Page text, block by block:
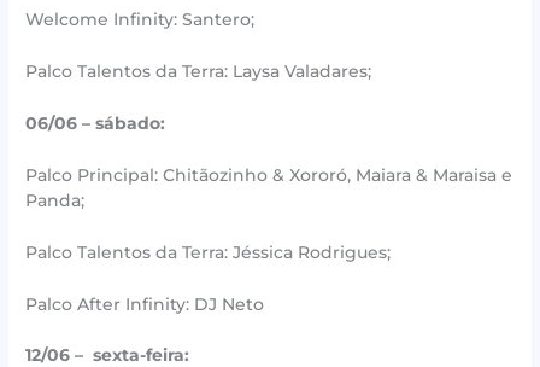
Welcome Infinity: Santero;
Palco Talentos da Terra: Laysa Valadares;
06/06 – sábado:
Palco Principal: Chitãozinho & Xororó, Maiara & Maraisa e
Panda;
Palco Talentos da Terra: Jéssica Rodrigues;
Palco After Infinity: DJ Neto
12/06 – sexta-feira: